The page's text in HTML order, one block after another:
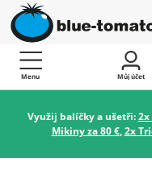
Menu Můj účet
Využij balíčky a ušetři:2x
Mikiny za 80 €,2x